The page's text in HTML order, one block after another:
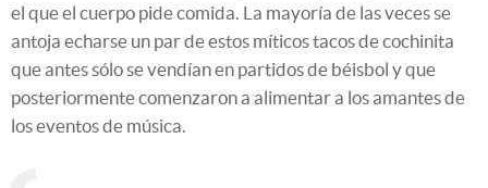
el que el cuerpo pide comida. La mayoría de las veces se
antoja echarse un par de estos míticos tacos de cochinita
que antes sólo se vendían en partidos de béisbol y que
posteriormente comenzaron a alimentar a los amantes de
los eventos de música.